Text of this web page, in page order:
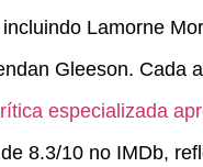
Lamorne
Gleeson. Cada
especializada
8.3/10 no IMDb,